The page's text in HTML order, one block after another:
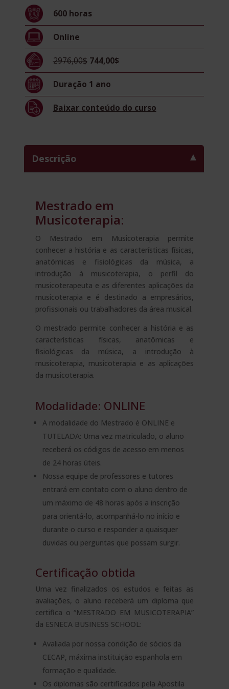
600 horas
Online
2976,00$ 744,00$
Duração 1 ano
Baixar conteúdo do curso
Descrição
Mestrado em
Musicoterapia:
O Mestrado em Musicoterapia permite
conhecer a história e as características físicas,
anatómicas e fisiológicas da música, a
introdução à musicoterapia, o perfil do
musicoterapeuta e as diferentes aplicações da
musicoterapia e é destinado a empresários,
profissionais ou trabalhadores da área musical.
O mestrado permite conhecer a história e as
características físicas, anatômicas e
fisiológicas da música, a introdução à
musicoterapia, musicoterapia e as aplicações
da musicoterapia.
Modalidade: ONLINE
A modalidade do Mestrado é ONLINE e
TUTELADA: Uma vez matriculado, o aluno
receberá os códigos de acesso em menos
de 24 horas úteis.
Nossa equipe de professores e tutores
entrará em contato com o aluno dentro de
um máximo de 48 horas após a inscrição
para orientá-lo, acompanhá-lo no início e
durante o curso e responder a quaisquer
duvidas ou perguntas que possam surgir.
Certificação obtida
Uma vez finalizados os estudos e feitas as
avaliações, o aluno receberá um diploma que
certifica o “MESTRADO EM MUSICOTERAPIA”
da ESNECA BUSINESS SCHOOL:
Avaliada por nossa condição de sócios da
CECAP, máxima instituição espanhola em
formação e qualidade.
Os diplomas são certificados pela Apostila